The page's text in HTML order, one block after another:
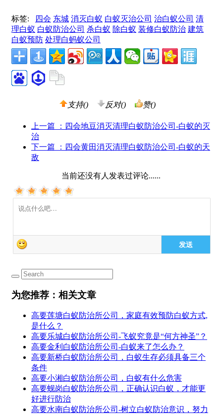
标签: 四会 东城 消灭白蚁 白蚁灭治公司 治白蚁公司 清
理白蚁 白蚁防治公司 杀白蚁 除白蚁 装修白蚁防治 建筑
白蚁预防 处理白蚂蚁公司
支持() 反对() 赞()
上一篇
：四会地豆消灭清理白蚁防治公司-白蚁的灭
治
下一篇
：四会黄田消灭清理白蚁防治公司-白蚁的天
敌
当前还没有人发表过评论......
发送
为您推荐：相关文章
高要莲塘白蚁防治所公司，​家庭有效预防白蚁方式,
是什么？
高要乐城白蚁防治所公司-飞蚁究竟是“何方神圣”？
高要金利白蚁防治所公司-白蚁来了怎么办？
高要新桥白蚁防治所公司，白蚁生存必须具备三个
条件
高要小湘白蚁防治所公司，白蚁有什么危害
高要蚬岗白蚁防治所公司，正确认识白蚁，才能更
好进行防治
高要水南白蚁防治所公司-树立白蚁防治意识，努力